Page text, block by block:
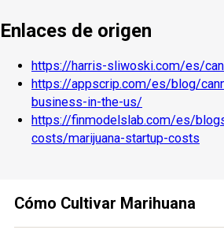
Enlaces de origen
https://harris-sliwoski.com/es/
https://appscrip.com/es/blog/
business-in-the-us/
https://finmodelslab.com/es/
costs/marijuana-startup-costs
Cómo Cultivar Marihuana